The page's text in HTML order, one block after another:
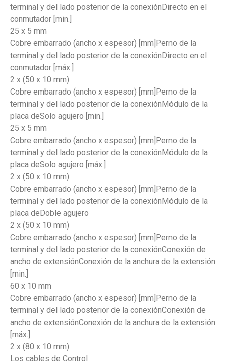
terminal y del lado posterior de la conexiónDirecto en el
conmutador [min.]
25 x 5 mm
Cobre embarrado (ancho x espesor) [mm]Perno de la
terminal y del lado posterior de la conexiónDirecto en el
conmutador [máx.]
2 x (50 x 10 mm)
Cobre embarrado (ancho x espesor) [mm]Perno de la
terminal y del lado posterior de la conexiónMódulo de la
placa deSolo agujero [min.]
25 x 5 mm
Cobre embarrado (ancho x espesor) [mm]Perno de la
terminal y del lado posterior de la conexiónMódulo de la
placa deSolo agujero [máx.]
2 x (50 x 10 mm)
Cobre embarrado (ancho x espesor) [mm]Perno de la
terminal y del lado posterior de la conexiónMódulo de la
placa deDoble agujero
2 x (50 x 10 mm)
Cobre embarrado (ancho x espesor) [mm]Perno de la
terminal y del lado posterior de la conexiónConexión de
ancho de extensiónConexión de la anchura de la extensión
[min.]
60 x 10 mm
Cobre embarrado (ancho x espesor) [mm]Perno de la
terminal y del lado posterior de la conexiónConexión de
ancho de extensiónConexión de la anchura de la extensión
[máx.]
2 x (80 x 10 mm)
Los cables de Control